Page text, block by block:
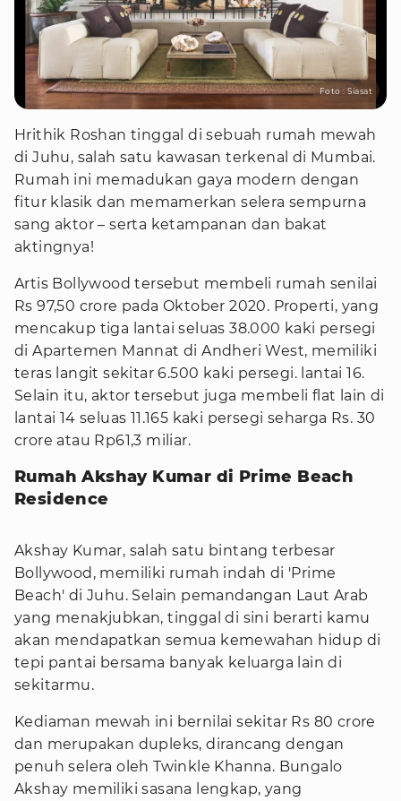
Foto : Siasat
Hrithik Roshan tinggal di sebuah rumah mewah
di Juhu, salah satu kawasan terkenal di Mumbai.
Rumah ini memadukan gaya modern dengan
fitur klasik dan memamerkan selera sempurna
sang aktor – serta ketampanan dan bakat
aktingnya!
Artis Bollywood tersebut membeli rumah senilai
Rs 97,50 crore pada Oktober 2020. Properti, yang
mencakup tiga lantai seluas 38.000 kaki persegi
di Apartemen Mannat di Andheri West, memiliki
teras langit sekitar 6.500 kaki persegi. lantai 16.
Selain itu, aktor tersebut juga membeli flat lain di
lantai 14 seluas 11.165 kaki persegi seharga Rs. 30
crore atau Rp61,3 miliar.
Rumah Akshay Kumar di Prime Beach
Residence
Akshay Kumar, salah satu bintang terbesar
Bollywood, memiliki rumah indah di 'Prime
Beach' di Juhu. Selain pemandangan Laut Arab
yang menakjubkan, tinggal di sini berarti kamu
akan mendapatkan semua kemewahan hidup di
tepi pantai bersama banyak keluarga lain di
sekitarmu.
Kediaman mewah ini bernilai sekitar Rs 80 crore
dan merupakan dupleks, dirancang dengan
penuh selera oleh Twinkle Khanna. Bungalo
Akshay memiliki sasana lengkap, yang